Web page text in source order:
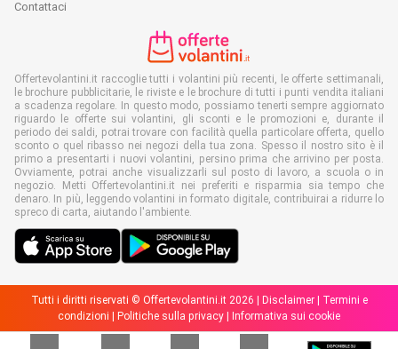
Contattaci
Offertevolantini.it raccoglie tutti i volantini più recenti, le offerte settimanali,
le brochure pubblicitarie, le riviste e le brochure di tutti i punti vendita italiani
a scadenza regolare. In questo modo, possiamo tenerti sempre aggiornato
riguardo le offerte sui volantini, gli sconti e le promozioni e, durante il
periodo dei saldi, potrai trovare con facilità quella particolare offerta, quello
sconto o quel ribasso nei negozi della tua zona. Spesso il nostro sito è il
primo a presentarti i nuovi volantini, persino prima che arrivino per posta.
Ovviamente, potrai anche visualizzarli sul posto di lavoro, a scuola o in
negozio. Metti Offertevolantini.it nei preferiti e risparmia sia tempo che
denaro. In più, leggendo volantini in formato digitale, contribuirai a ridurre lo
spreco di carta, aiutando l'ambiente.
Tutti i diritti riservati © Offertevolantini.it 2026 | Disclaimer|
Termini e
condizioni
Politiche sulla privacy Informativa sui cookie